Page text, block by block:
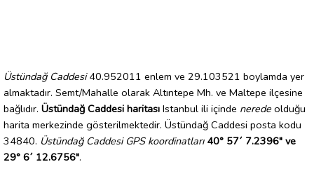
Üstündağ Caddesi40.952011 enlem ve 29.103521 boylamda yer
almaktadır. Semt/Mahalle olarak Altıntepe Mh. ve Maltepe ilçesine
bağlıdır. Üstündağ Caddesi haritası Istanbul ili içinde nerede olduğu
harita merkezinde gösterilmektedir. Üstündağ Caddesi posta kodu
34840. Üstündağ Caddesi GPS koordinatları 40° 57´ 7.2396" ve
29° 6´ 12.6756".